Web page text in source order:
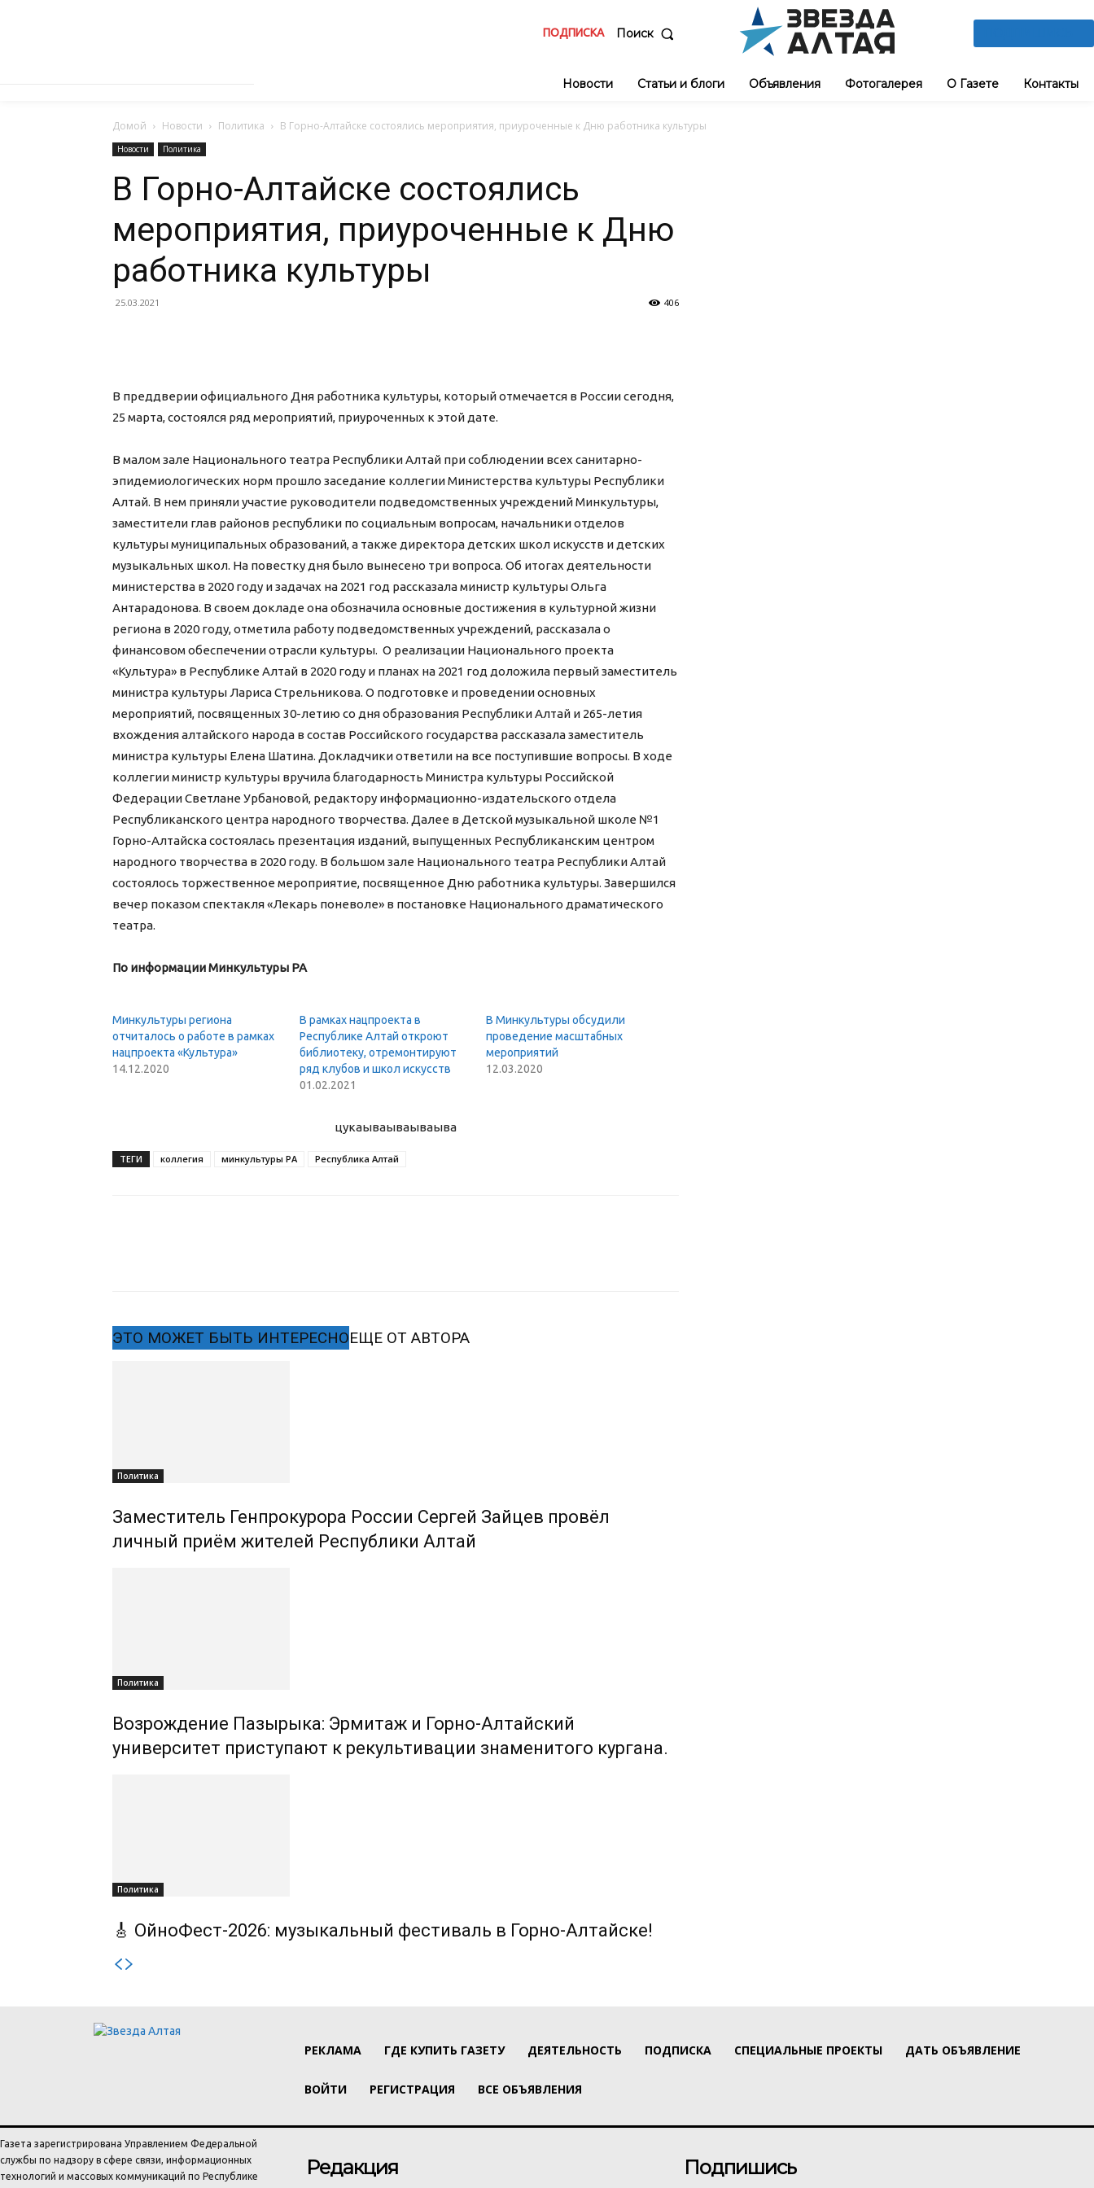
ПОДПИСКА Поиск
Новости Статьи и блоги Объявления Фотогалерея О Газете Контакты
Домой Новости Политика В Горно-Алтайске состоялись мероприятия, приуроченные к Дню работника культуры
Новости Политика
В Горно-Алтайске состоялись
мероприятия, приуроченные к Дню
работника культуры
25.03.2021 406
В преддверии официального Дня работника культуры, который отмечается в России сегодня,
25 марта, состоялся ряд мероприятий, приуроченных к этой дате.
В малом зале Национального театра Республики Алтай при соблюдении всех санитарно-
эпидемиологических норм прошло заседание коллегии Министерства культуры Республики
Алтай. В нем приняли участие руководители подведомственных учреждений Минкультуры,
заместители глав районов республики по социальным вопросам, начальники отделов
культуры муниципальных образований, а также директора детских школ искусств и детских
музыкальных школ. На повестку дня было вынесено три вопроса. Об итогах деятельности
министерства в 2020 году и задачах на 2021 год рассказала министр культуры Ольга
Антарадонова. В своем докладе она обозначила основные достижения в культурной жизни
региона в 2020 году, отметила работу подведомственных учреждений, рассказала о
финансовом обеспечении отрасли культуры. О реализации Национального проекта
«Культура» в Республике Алтай в 2020 году и планах на 2021 год доложила первый заместитель
министра культуры Лариса Стрельникова. О подготовке и проведении основных
мероприятий, посвященных 30-летию со дня образования Республики Алтай и 265-летия
вхождения алтайского народа в состав Российского государства рассказала заместитель
министра культуры Елена Шатина. Докладчики ответили на все поступившие вопросы. В ходе
коллегии министр культуры вручила благодарность Министра культуры Российской
Федерации Светлане Урбановой, редактору информационно-издательского отдела
Республиканского центра народного творчества. Далее в Детской музыкальной школе №1
Горно-Алтайска состоялась презентация изданий, выпущенных Республиканским центром
народного творчества в 2020 году. В большом зале Национального театра Республики Алтай
состоялось торжественное мероприятие, посвященное Дню работника культуры. Завершился
вечер показом спектакля «Лекарь поневоле» в постановке Национального драматического
театра.
По информации Минкультуры РА
Минкультуры региона
отчиталось о работе в рамках
нацпроекта «Культура»
14.12.2020
В рамках нацпроекта в
Республике Алтай откроют
библиотеку, отремонтируют
ряд клубов и школ искусств
01.02.2021
В Минкультуры обсудили
проведение масштабных
мероприятий
12.03.2020
цукаываываываыва
ТЕГИ коллегия минкультуры РА Республика Алтай
ЭТО МОЖЕТ БЫТЬ ИНТЕРЕСНОЕЩЕ ОТ АВТОРА
Политика
Заместитель Генпрокурора России Сергей Зайцев провёл
личный приём жителей Республики Алтай
Политика
Возрождение Пазырыка: Эрмитаж и Горно-Алтайский
университет приступают к рекультивации знаменитого кургана.
Политика
🎸 ОйноФест-2026: музыкальный фестиваль в Горно-Алтайске!
РЕКЛАМА ГДЕ КУПИТЬ ГАЗЕТУ ДЕЯТЕЛЬНОСТЬ ПОДПИСКА СПЕЦИАЛЬНЫЕ ПРОЕКТЫ ДАТЬ ОБЪЯВЛЕНИЕ
ВОЙТИ РЕГИСТРАЦИЯ ВСЕ ОБЪЯВЛЕНИЯ
Газета зарегистрирована Управлением Федеральной
службы по надзору в сфере связи, информационных
технологий и массовых коммуникаций по Республике
Редакция Подпишись